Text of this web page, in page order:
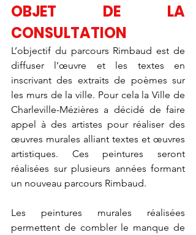
OBJET DE LA
CONSULTATION
L’objectif du parcours Rimbaud est de
diffuser l’œuvre et les textes en
inscrivant des extraits de poèmes sur
les murs de la ville. Pour cela la Ville de
Charleville-Mézières a décidé de faire
appel à des artistes pour réaliser des
œuvres murales alliant textes et œuvres
artistiques. Ces peintures seront
réalisées sur plusieurs années formant
un nouveau parcours Rimbaud.
Les peintures murales réalisées
permettent de combler le manque de